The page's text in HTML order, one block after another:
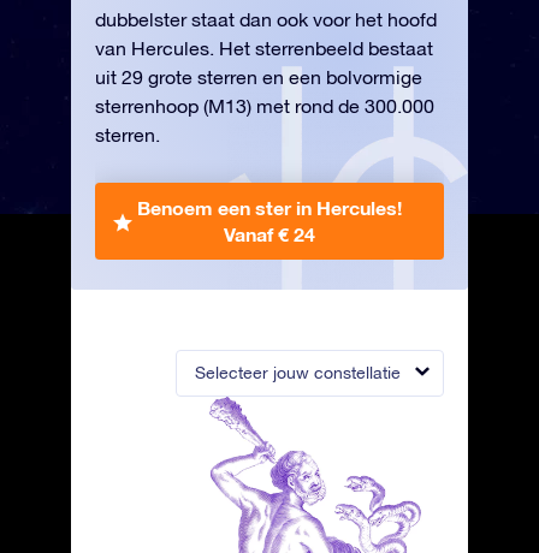
Selecteer jouw constellatie
dubbelster staat dan ook voor het hoofd
van Hercules. Het sterrenbeeld bestaat
uit 29 grote sterren en een bolvormige
sterrenhoop (M13) met rond de 300.000
sterren.
Benoem een ster in Hercules!
Vanaf € 24